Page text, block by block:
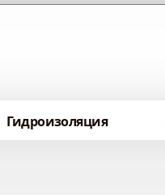
Гидроизоляция